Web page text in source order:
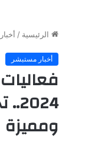
الرئيسية /
أخبار مستبشر
ومميزة